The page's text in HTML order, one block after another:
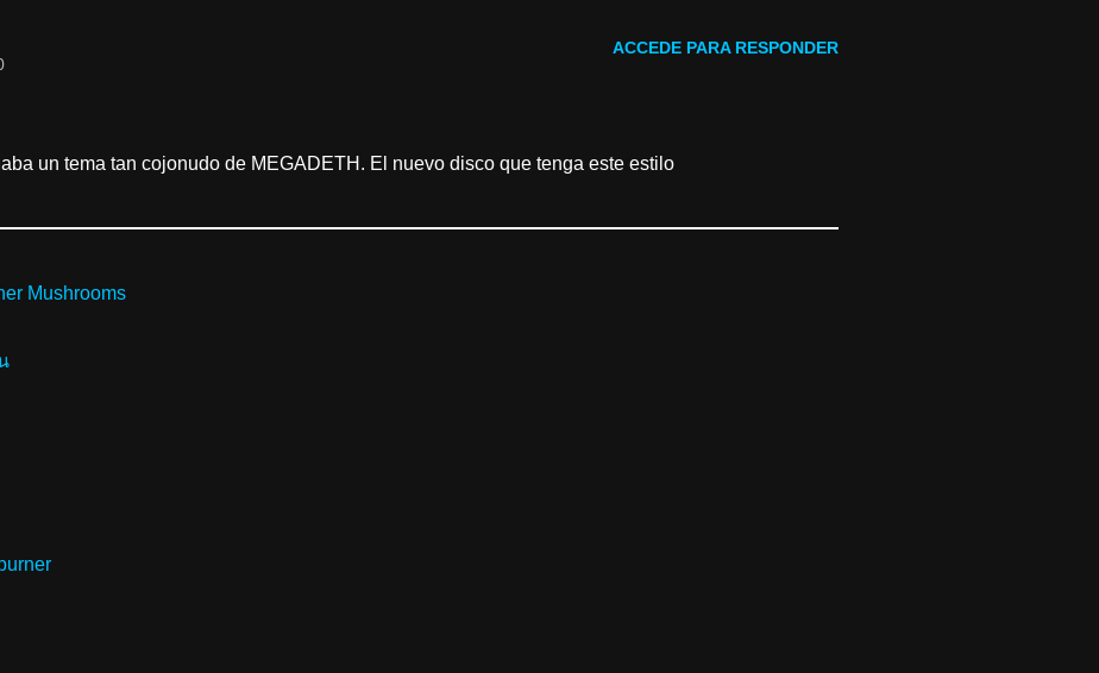
ACCEDE PARA RESPONDER
un tema tan cojonudo de MEGADETH. El nuevo disco que tenga este estilo
Mushrooms